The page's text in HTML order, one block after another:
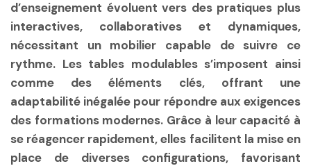
d’enseignement évoluent vers des pratiques plus
interactives, collaboratives et dynamiques,
nécessitant un mobilier capable de suivre ce
rythme. Les tables modulables s’imposent ainsi
comme des éléments clés, offrant une
adaptabilité inégalée pour répondre aux exigences
des formations modernes. Grâce à leur capacité à
se réagencer rapidement, elles facilitent la mise en
place de diverses configurations, favorisant